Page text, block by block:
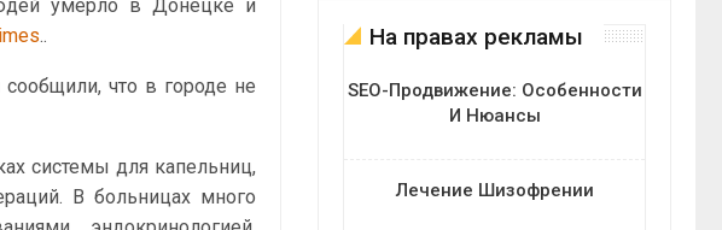
умерло в Донецке и
..
что в городе не
системы для капельниц,
В больницах много
На правах рекламы
SEO-Продвижение: Особенности
И Нюансы
Лечение Шизофрении